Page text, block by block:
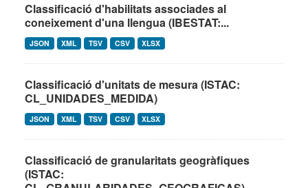
Classificació d'habilitats associades al
coneixement d'una llengua (IBESTAT:...
JSON XML TSV CSV XLSX
Classificació d'unitats de mesura (ISTAC:
CL_UNIDADES_MEDIDA)
JSON XML TSV CSV XLSX
Classificació de granularitats geogràfiques
(ISTAC: